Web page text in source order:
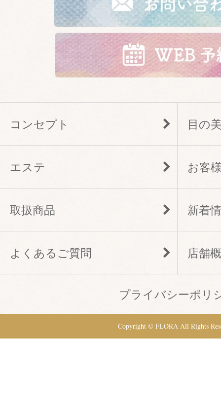
コンセプト 目の
エステ お客
取扱商品 新着
よくあるご質問 店舗
プライバシーポリ
Copyright © FLORA All Rights